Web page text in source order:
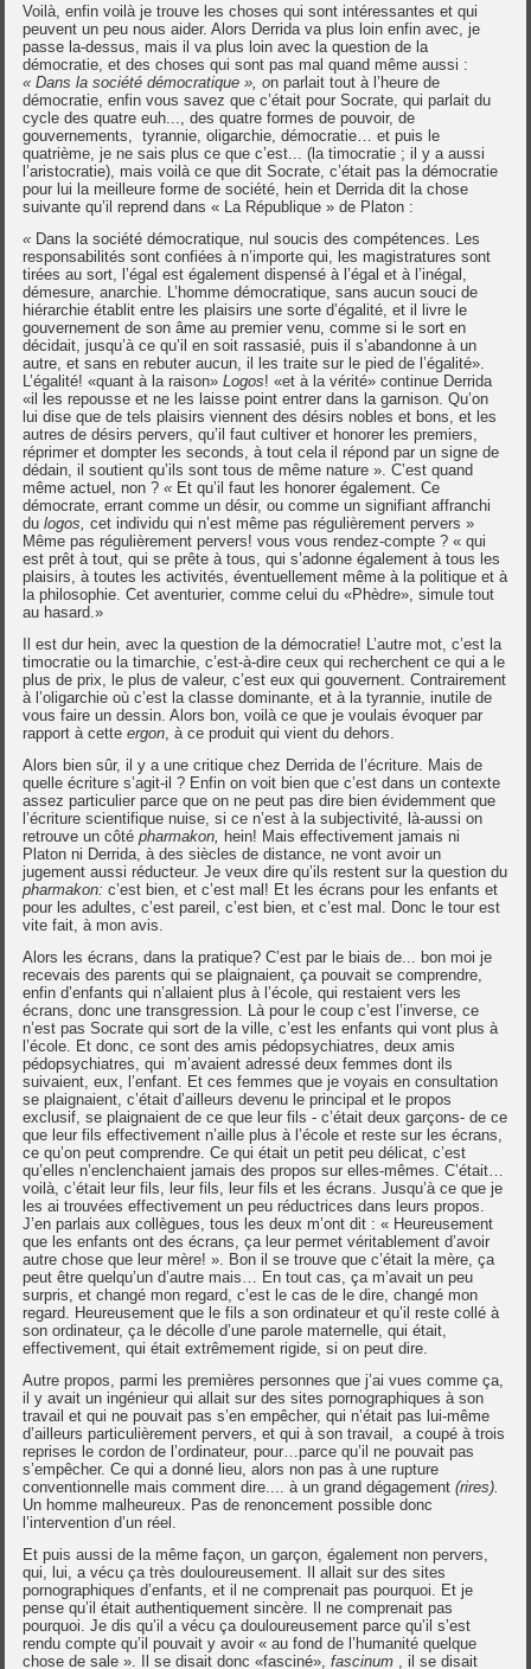
Voilà, enfin voilà je trouve les choses qui sont intéressantes et qui
peuvent un peu nous aider. Alors Derrida va plus loin enfin avec, je
passe la-dessus, mais il va plus loin avec la question de la
démocratie, et des choses qui sont pas mal quand même aussi :
« Dans la société démocratique », on parlait tout à l’heure de
démocratie, enfin vous savez que c’était pour Socrate, qui parlait du
cycle des quatre euh..., des quatre formes de pouvoir, de
gouvernements, tyrannie, oligarchie, démocratie… et puis le
quatrième, je ne sais plus ce que c’est... (la timocratie ; il y a aussi
l’aristocratie), mais voilà ce que dit Socrate, c’était pas la démocratie
pour lui la meilleure forme de société, hein et Derrida dit la chose
suivante qu’il reprend dans « La République » de Platon :
« Dans la société démocratique, nul soucis des compétences. Les
responsabilités sont confiées à n’importe qui, les magistratures sont
tirées au sort, l’égal est également dispensé à l’égal et à l’inégal,
démesure, anarchie. L’homme démocratique, sans aucun souci de
hiérarchie établit entre les plaisirs une sorte d’égalité, et il livre le
gouvernement de son âme au premier venu, comme si le sort en
décidait, jusqu’à ce qu’il en soit rassasié, puis il s’abandonne à un
autre, et sans en rebuter aucun, il les traite sur le pied de l’égalité».
L’égalité! «quant à la raison»Logos! «et à la vérité» continue Derrida
«il les repousse et ne les laisse point entrer dans la garnison. Qu’on
lui dise que de tels plaisirs viennent des désirs nobles et bons, et les
autres de désirs pervers, qu’il faut cultiver et honorer les premiers,
réprimer et dompter les seconds, à tout cela il répond par un signe de
dédain, il soutient qu’ils sont tous de même nature ». C’est quand
même actuel, non ?« Et qu’il faut les honorer également. Ce
démocrate, errant comme un désir, ou comme un signifiant affranchi
dulogos, cet individu qui n’est même pas régulièrement pervers »
Même pas régulièrement pervers! vous vous rendez-compte ? « qui
est prêt à tout, qui se prête à tous, qui s’adonne également à tous les
plaisirs, à toutes les activités, éventuellement même à la politique et à
la philosophie. Cet aventurier, comme celui du «Phèdre», simule tout
au hasard.»
Il est dur hein, avec la question de la démocratie! L’autre mot, c’est la
timocratie ou la timarchie, c’est-à-dire ceux qui recherchent ce qui a le
plus de prix, le plus de valeur, c’est eux qui gouvernent. Contrairement
à l’oligarchie où c’est la classe dominante, et à la tyrannie, inutile de
vous faire un dessin. Alors bon, voilà ce que je voulais évoquer par
rapport à cetteergon , à ce produit qui vient du dehors.
Alors bien sûr, il y a une critique chez Derrida de l’écriture. Mais de
quelle écriture s’agit-il ? Enfin on voit bien que c’est dans un contexte
assez particulier parce que on ne peut pas dire bien évidemment que
l’écriture scientifique nuise, si ce n’est à la subjectivité, là-aussi on
retrouve un côtépharmakon,
hein! Mais effectivement jamais ni
Platon ni Derrida, à des siècles de distance, ne vont avoir un
jugement aussi réducteur. Je veux dire qu’ils restent sur la question du
pharmakon:c’est bien, et c’est mal! Et les écrans pour les enfants et
pour les adultes, c’est pareil, c’est bien, et c’est mal. Donc le tour est
vite fait, à mon avis.
Alors les écrans, dans la pratique? C’est par le biais de... bon moi je
recevais des parents qui se plaignaient, ça pouvait se comprendre,
enfin d’enfants qui n’allaient plus à l’école, qui restaient vers les
écrans, donc une transgression. Là pour le coup c’est l’inverse, ce
n’est pas Socrate qui sort de la ville, c’est les enfants qui vont plus à
l’école. Et donc, ce sont des amis pédopsychiatres, deux amis
pédopsychiatres, qui m’avaient adressé deux femmes dont ils
suivaient, eux, l’enfant. Et ces femmes que je voyais en consultation
se plaignaient, c’était d’ailleurs devenu le principal et le propos
exclusif, se plaignaient de ce que leur fils - c’était deux garçons- de ce
que leur fils effectivement n’aille plus à l’école et reste sur les écrans,
ce qu’on peut comprendre. Ce qui était un petit peu délicat, c’est
qu’elles n’enclenchaient jamais des propos sur elles-mêmes. C’était…
voilà, c’était leur fils, leur fils, leur fils et les écrans. Jusqu’à ce que je
les ai trouvées effectivement un peu réductrices dans leurs propos.
J’en parlais aux collègues, tous les deux m’ont dit : « Heureusement
que les enfants ont des écrans, ça leur permet véritablement d’avoir
autre chose que leur mère! ». Bon il se trouve que c’était la mère, ça
peut être quelqu’un d’autre mais… En tout cas, ça m’avait un peu
surpris, et changé mon regard, c’est le cas de le dire, changé mon
regard. Heureusement que le fils a son ordinateur et qu’il reste collé à
son ordinateur, ça le décolle d’une parole maternelle, qui était,
effectivement, qui était extrêmement rigide, si on peut dire.
Autre propos, parmi les premières personnes que j’ai vues comme ça,
il y avait un ingénieur qui allait sur des sites pornographiques à son
travail et qui ne pouvait pas s’en empêcher, qui n’était pas lui-même
d’ailleurs particulièrement pervers, et qui à son travail, a coupé à trois
reprises le cordon de l’ordinateur, pour…parce qu’il ne pouvait pas
s’empêcher. Ce qui a donné lieu, alors non pas à une rupture
conventionnelle mais comment dire.... à un grand dégagement(rires).
Un homme malheureux. Pas de renoncement possible donc
l’intervention d’un réel.
Et puis aussi de la même façon, un garçon, également non pervers,
qui, lui, a vécu ça très douloureusement. Il allait sur des sites
pornographiques d’enfants, et il ne comprenait pas pourquoi. Et je
pense qu’il était authentiquement sincère. Il ne comprenait pas
pourquoi. Je dis qu’il a vécu ça douloureusement parce qu’il s’est
rendu compte qu’il pouvait y avoir « au fond de l’humanité quelque
chose de sale ». Il se disait donc «fasciné»,fascinum
, il se disait